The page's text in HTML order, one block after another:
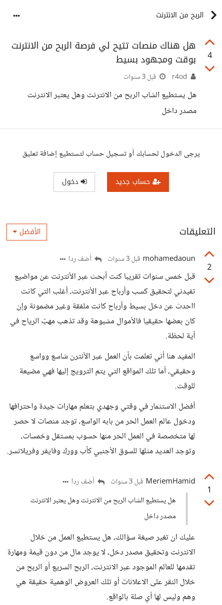
الربح من الانترنت
4
هل هناك منصات تتيح لي فرصة الربح من الانترنت
بوقت ومجهود بسيط
قبل 3 سنوات
هل يستطيع الشاب الربح من الانترنت وهل يعتبر الانترنت
مصدر داخل
يرجى الدخول لحسابك أو تسجيل حساب لتستطيع إضافة تعليق
حساب جديد دخول
التعليقات الأفضل
2
mohamedaoun قبل 3 سنوات أضف ردا
قبل خمس سنوات تقريبا كنت أبحث عبر الأنترنت عن مواضيع
تفيدني لتحقيق كسب وأرباح عبر الأنترنت، أغلب التي كانت
ااحدث عن دخل بسيط وأرباح كانت ملفقة وغير مضمونة وإن
كان بعضها حقيقيا فالأموال مشبوهة وقد تذهب مهبّ الرياح في
أية لحظة.
المفيد هنا أني تعلمت بأن العمل عبر الأنترن شاسع وواسع
وحقيقي، أما تلك المواقع التي يتم الترويج إليها فهي مضيعة
للوقت.
أفضل الاستثمار في وقتي وجهدي بتعلم مهارات جيدة واحترافها
ودخول عالم العمل الحر من بابه الواسع، توجد منصات لا حصر
لها متخصصة في العمل الحر منها حسوب بمستقل وخمسات،
وتوجد العديد مثلها للسوق الأجنبي كآب وورك وفايفر وفريلانسر.
1
MeriemHamid قبل 3 سنوات
أضف ردا
هل يستطيع الشاب الربح من الانترنت وهل يعتبر الانترنت
مصدر داخل
عليك ان تغير صيغة سؤالك، هل يستطيع العمل من خلال
الانترنت وتحقيق مصدر دخل، لا يوجد مال من دون قيمة ومهارة
تقدمها للعالم الموجود عبر الانترنت، الربح السريع أو الربح من
خلال النقر على الاعلانات أو تلك العروض الوهمية حقيقة هي
وهم وليس لها أي صلة بالواقع.